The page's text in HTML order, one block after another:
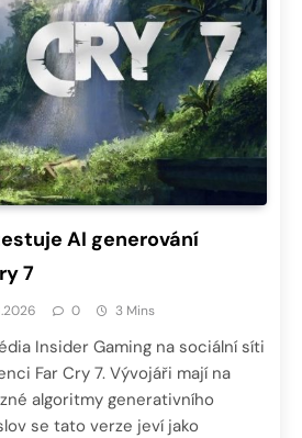
AI generování
7
0 3 Mins
Insider Gaming na sociální síti
Far Cry 7. Vývojáři mají na
algoritmy generativního
se tato verze jeví jako